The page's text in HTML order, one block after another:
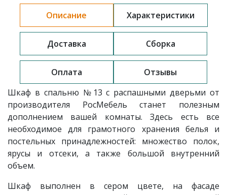
Описание Характеристики
Доставка Сборка
Оплата
Отзывы
Шкаф в спальню №13 с распашными дверьми от
производителя РосМебель
станет полезным
дополнением вашей комнаты. Здесь есть все
необходимое для грамотного хранения белья и
постельных принадлежностей: множество полок,
ярусы и отсеки, а также большой внутренний
объем.
Шкаф выполнен в сером цвете, на фасаде